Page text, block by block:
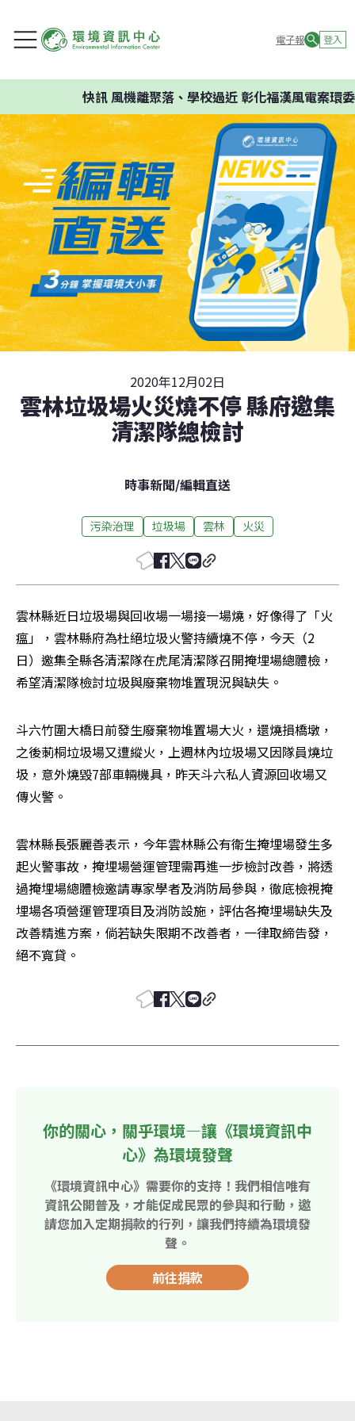
電子報 登入
快訊風機離聚落、學校過近 彰化福漢風電案環委
2020年12月02日
雲林垃圾場火災燒不停 縣府邀集
清潔隊總檢討
時事新聞/編輯直送
污染治理 垃圾場 雲林 火災
雲林縣近日垃圾場與回收場一場接一場燒，好像得了「火
瘟」，雲林縣府為杜絕垃圾火警持續燒不停，今天（2
日）邀集全縣各清潔隊在虎尾清潔隊召開掩埋場總體檢，
希望清潔隊檢討垃圾與廢棄物堆置現況與缺失。
斗六竹圍大橋日前發生廢棄物堆置場大火，還燒損橋墩，
之後莿桐垃圾場又遭縱火，上週林內垃圾場又因隊員燒垃
圾，意外燒毀7部車輛機具，昨天斗六私人資源回收場又
傳火警。
雲林縣長張麗善表示，今年雲林縣公有衛生掩埋場發生多
起火警事故，掩埋場營運管理需再進一步檢討改善，將透
過掩埋場總體檢邀請專家學者及消防局參與，徹底檢視掩
埋場各項營運管理項目及消防設施，評估各掩埋場缺失及
改善精進方案，倘若缺失限期不改善者，一律取締告發，
絕不寬貸。
你的關心，關乎環境—讓《環境資訊中
心》為環境發聲
《環境資訊中心》需要你的支持！我們相信唯有
資訊公開普及，才能促成民眾的參與和行動，邀
請您加入定期捐款的行列，讓我們持續為環境發
聲。
前往捐款